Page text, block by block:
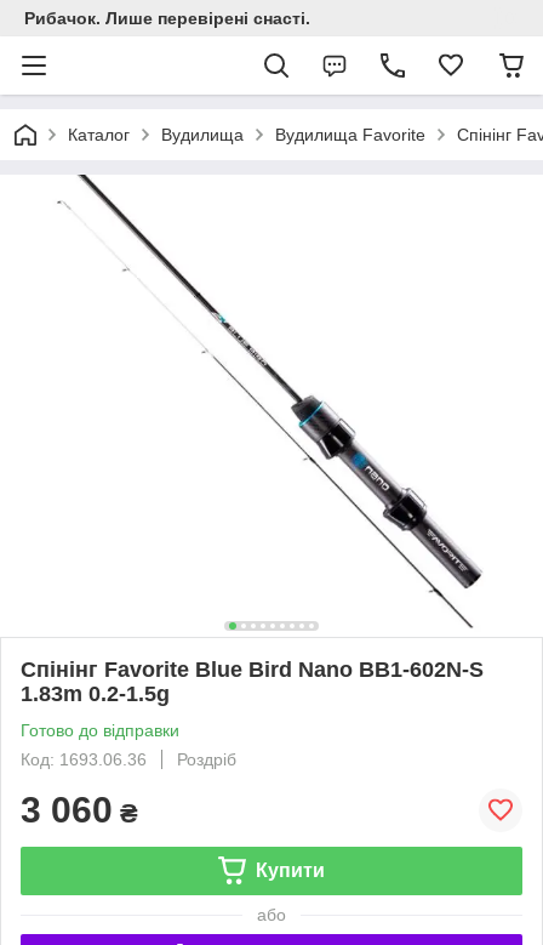
Рибачок. Лише перевірені снасті.
Каталог Вудилища Вудилища Favorite Спінінг
Спінінг Favorite Blue Bird Nano BB1-602N-S
1.83m 0.2-1.5g
Готово до відправки
Код: 1693.06.36
Роздріб
3 060 ₴
Купити
або